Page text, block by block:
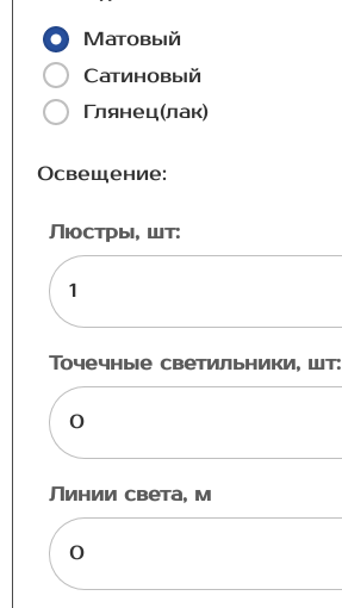
Матовый
Сатиновый
Глянец(лак)
Освещение:
Люстры, шт:
Точечные светильники, шт:
Линии света, м